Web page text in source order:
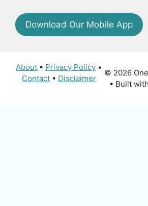
Download Our Mobile App
About • Privacy Policy •
Contact• Disclaimer
© 2026
• Built with